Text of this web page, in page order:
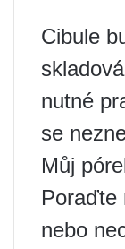
Cibule
nutné
se
Můj
Poraďte
nebo